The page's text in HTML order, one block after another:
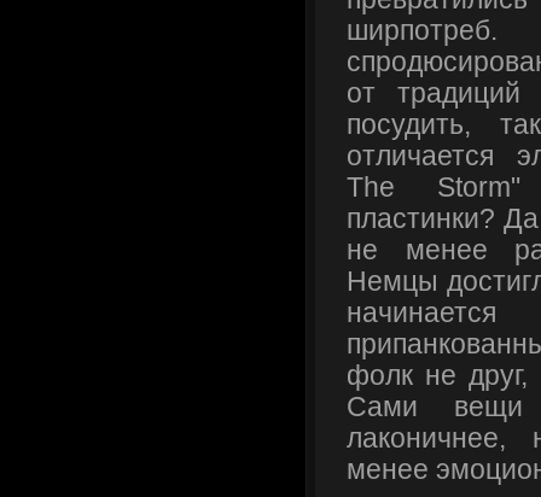
от традиций
посудить,
отличается
The
пластинки?
не менее
Немцы
фолк не
Сами вещи
менее